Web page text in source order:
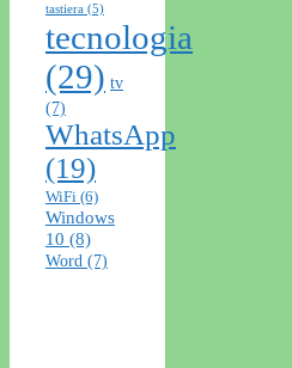
tastiera (5)
tecnologia
(29) tv
(7)
WhatsApp
(19)
WiFi (6)
Windows
10 (8)
Word (7)